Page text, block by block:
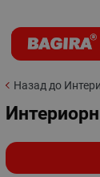
Назад до